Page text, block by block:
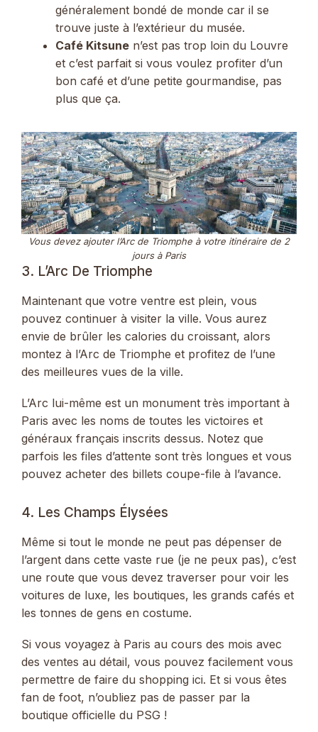
généralement bondé de monde car il se
trouve juste à l’extérieur du musée.
Café Kitsune n’est pas trop loin du Louvre
et c’est parfait si vous voulez profiter d’un
bon café et d’une petite gourmandise, pas
plus que ça.
Vous devez ajouter l’Arc de Triomphe à votre itinéraire de 2
jours à Paris
3. L’Arc De Triomphe
Maintenant que votre ventre est plein, vous
pouvez continuer à visiter la ville. Vous aurez
envie de brûler les calories du croissant, alors
montez à l’Arc de Triomphe et profitez de l’une
des meilleures vues de la ville.
L’Arc lui-même est un monument très important à
Paris avec les noms de toutes les victoires et
généraux français inscrits dessus. Notez que
parfois les files d’attente sont très longues et vous
pouvez acheter des billets coupe-file à l’avance.
4. Les Champs Élysées
Même si tout le monde ne peut pas dépenser de
l’argent dans cette vaste rue (je ne peux pas), c’est
une route que vous devez traverser pour voir les
voitures de luxe, les boutiques, les grands cafés et
les tonnes de gens en costume.
Si vous voyagez à Paris au cours des mois avec
des ventes au détail, vous pouvez facilement vous
permettre de faire du shopping ici. Et si vous êtes
fan de foot, n’oubliez pas de passer par la
boutique officielle du PSG !